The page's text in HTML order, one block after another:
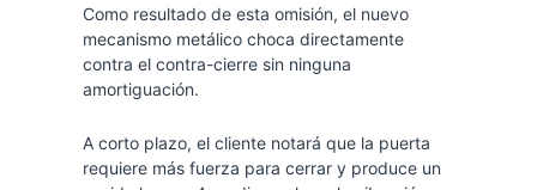
Como resultado de esta omisión, el nuevo
mecanismo metálico choca directamente
contra el contra-cierre sin ninguna
amortiguación.
A corto plazo, el cliente notará que la puerta
requiere más fuerza para cerrar y produce un